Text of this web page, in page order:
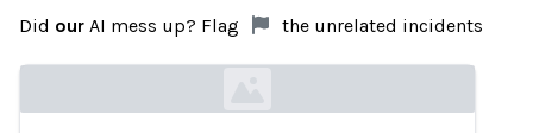
Did our AI mess up? Flag the unrelated incidents